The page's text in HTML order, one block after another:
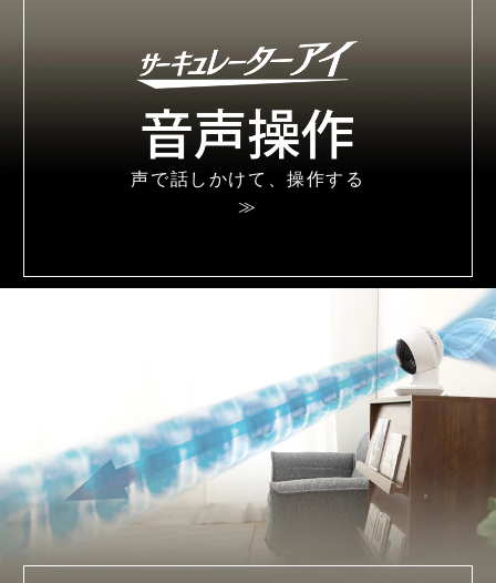
声で話しかけて、操作する
≫